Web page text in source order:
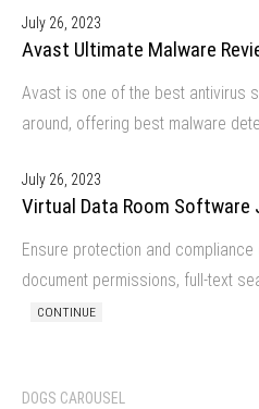
July 26, 2023
Avast Ultimate Malware
Avast is one of the best antivirus
around, offering best malware
July 26, 2023
Virtual Data Room Software
Ensure protection and
document permissions, full-text
CONTINUE
DOGS CAROUSEL